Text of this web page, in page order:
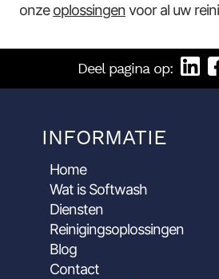
onzeoplossingenvoor al uw
Deel pagina op:
INFORMATIE
Home
Wat is Softwash
Diensten
Reinigingsoplossingen
Blog
Contact